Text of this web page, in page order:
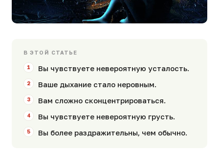
В ЭТОЙ СТАТЬЕ
Вы чувствуете невероятную усталость.
Ваше дыхание стало неровным.
Вам сложно сконцентрироваться.
Вы чувствуете невероятную грусть.
Вы более раздражительны, чем обычно.